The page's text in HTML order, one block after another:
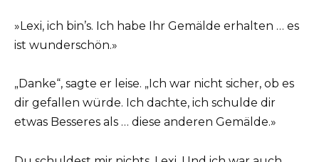
»Lexi, ich bin’s. Ich habe Ihr Gemälde erhalten … es
ist wunderschön.»
„Danke“, sagte er leise. „Ich war nicht sicher, ob es
dir gefallen würde. Ich dachte, ich schulde dir
etwas Besseres als … diese anderen Gemälde.»